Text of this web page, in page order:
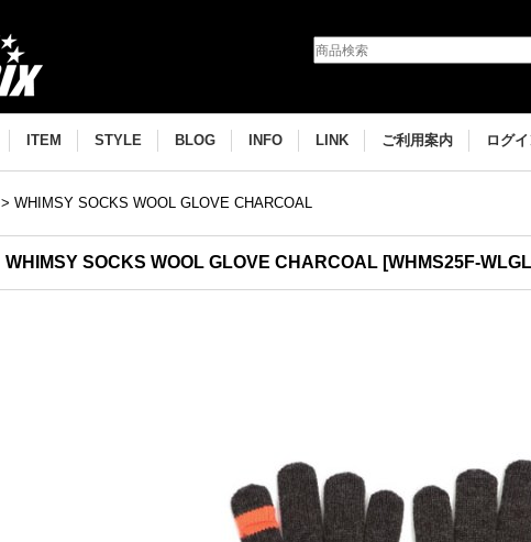
ITEM STYLE BLOG INFO LINK ご利用案内 ログ
> WHIMSY SOCKS WOOL GLOVE CHARCOAL
WHIMSY SOCKS WOOL GLOVE CHARCOAL [WHMS25F-